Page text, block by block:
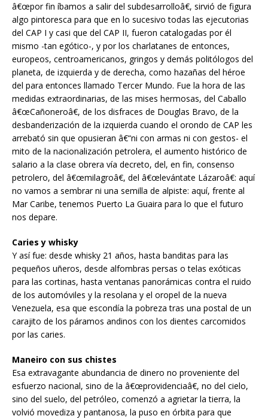
â€œpor fin íbamos a salir del subdesarrolloâ€, sirvió de figura
algo pintoresca para que en lo sucesivo todas las ejecutorias
del CAP I y casi que del CAP II, fueron catalogadas por él
mismo -tan egótico-, y por los charlatanes de entonces,
europeos, centroamericanos, gringos y demás politólogos del
planeta, de izquierda y de derecha, como hazañas del héroe
del para entonces llamado Tercer Mundo. Fue la hora de las
medidas extraordinarias, de las mises hermosas, del Caballo
â€œCañoneroâ€, de los disfraces de Douglas Bravo, de la
desbanderización de la izquierda cuando el orondo de CAP les
arrebató sin que opusieran â€“ni con armas ni con gestos- el
mito de la nacionalización petrolera, el aumento histórico de
salario a la clase obrera vía decreto, del, en fin, consenso
petrolero, del â€œmilagroâ€, del â€œlevántate Lázaroâ€: aquí
no vamos a sembrar ni una semilla de alpiste: aquí, frente al
Mar Caribe, tenemos Puerto La Guaira para lo que el futuro
nos depare.
Caries y whisky
Y así fue: desde whisky 21 años, hasta banditas para las
pequeños uñeros, desde alfombras persas o telas exóticas
para las cortinas, hasta ventanas panorámicas contra el ruido
de los automóviles y la resolana y el oropel de la nueva
Venezuela, esa que escondía la pobreza tras una postal de un
carajito de los páramos andinos con los dientes carcomidos
por las caries.
Maneiro con sus chistes
Esa extravagante abundancia de dinero no proveniente del
esfuerzo nacional, sino de la â€œprovidenciaâ€, no del cielo,
sino del suelo, del petróleo, comenzó a agrietar la tierra, la
volvió movediza y pantanosa, la puso en órbita para que